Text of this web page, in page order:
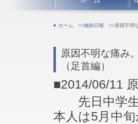
ホーム >>施術日報 >>原因不明
原因不明な痛み。
（足首編）
■2014/06/11
先日中学生
本人は5月中